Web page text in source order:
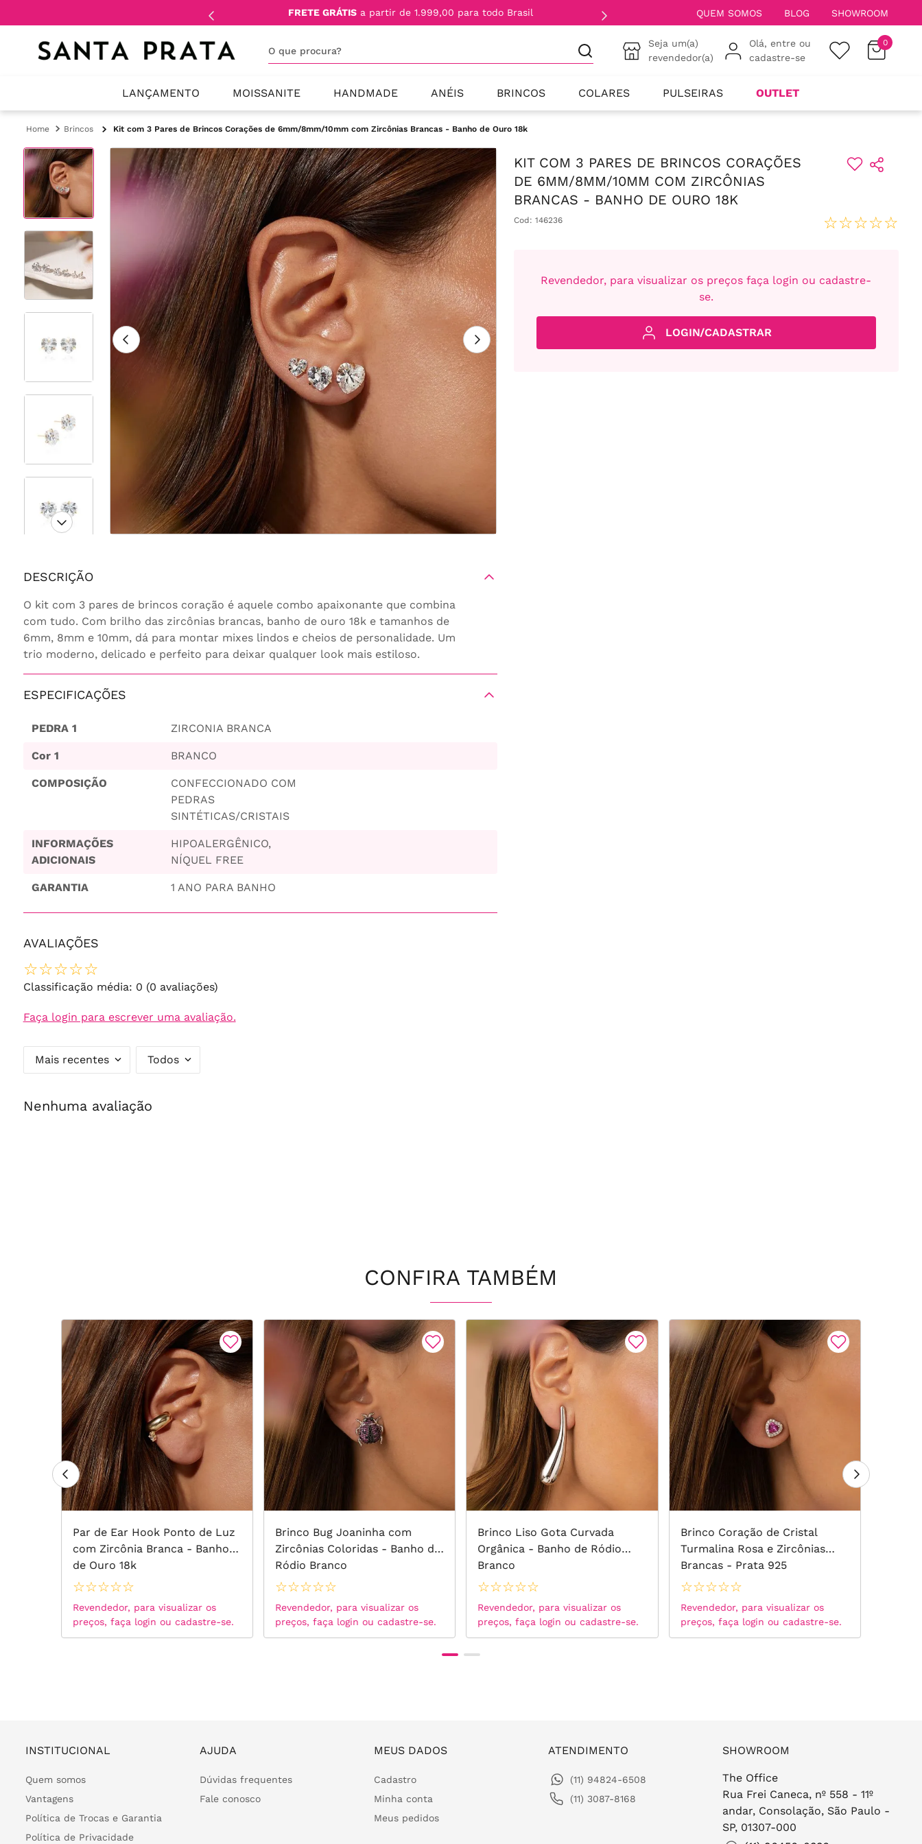
FRETE GRÁTIS a partir de 1.999,00 para todo Brasil QUEM SOMOS BLOG SHOWROOM
Seja um(a)
revendedor(a)
Olá, entre ou
cadastre-se
0
LANÇAMENTO MOISSANITE HANDMADE ANÉIS BRINCOS COLARES PULSEIRAS OUTLET
Brincos Kit com 3 Pares de Brincos Corações de 6mm/8mm/10mm com Zircônias Brancas - Banho de Ouro 18k
DESCRIÇÃO
O kit com 3 pares de brincos coração é aquele combo apaixonante que combina
com tudo. Com brilho das zircônias brancas, banho de ouro 18k e tamanhos de
6mm, 8mm e 10mm, dá para montar mixes lindos e cheios de personalidade. Um
trio moderno, delicado e perfeito para deixar qualquer look mais estiloso.
ESPECIFICAÇÕES
PEDRA 1 ZIRCONIA BRANCA
Cor 1 BRANCO
COMPOSIÇÃO
CONFECCIONADO COM
PEDRAS
SINTÉTICAS/CRISTAIS
INFORMAÇÕES
ADICIONAIS
HIPOALERGÊNICO,
NÍQUEL FREE
GARANTIA 1 ANO PARA BANHO
AVALIAÇÕES
☆☆☆☆☆
Classificação média: 0 (0 avaliações)
Faça login para escrever uma avaliação.
Mais recentes Todos
Nenhuma avaliação
KIT COM 3 PARES DE BRINCOS CORAÇÕES
DE 6MM/8MM/10MM COM ZIRCÔNIAS
BRANCAS - BANHO DE OURO 18K
Cod: 146236 ☆☆☆☆☆
Revendedor, para visualizar os preços faça login ou cadastre-
se.
LOGIN/CADASTRAR
CONFIRA TAMBÉM
Par de Ear Hook Ponto de Luz
com Zircônia Branca - Banho
de Ouro 18k
☆☆☆☆☆
Revendedor, para visualizar os
preços, faça login ou cadastre-se.
Brinco Bug Joaninha com
Zircônias Coloridas - Banho de
Ródio Branco
☆☆☆☆☆
Revendedor, para visualizar os
preços, faça login ou cadastre-se.
Brinco Liso Gota Curvada
Orgânica - Banho de Ródio
Branco
☆☆☆☆☆
Revendedor, para visualizar os
preços, faça login ou cadastre-se.
Brinco Coração de Cristal
Turmalina Rosa e Zircônias
Brancas - Prata 925
☆☆☆☆☆
Revendedor, para visualizar os
preços, faça login ou cadastre-se.
INSTITUCIONAL
Quem somos
Vantagens
Política de Trocas e Garantia
Política de Privacidade
AJUDA
Dúvidas frequentes
Fale conosco
MEUS DADOS
Cadastro
Minha conta
Meus pedidos
ATENDIMENTO
(11) 94824-6508
(11) 3087-8168
SHOWROOM
The Office
Rua Frei Caneca, nº 558 - 11º
andar, Consolação, São Paulo -
SP, 01307-000